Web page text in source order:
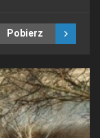
Pobierz